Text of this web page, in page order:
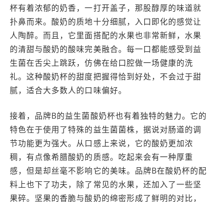
杯有着浓郁的奶香，一打开盖子，那股醇厚的味道就
扑鼻而来。酸奶的质地十分细腻，入口即化的感觉让
人陶醉。而且，它里面搭配的水果也非常新鲜，水果
的清甜与酸奶的酸味完美融合。每一口都能感受到益
生菌在舌尖上跳跃，仿佛在给口腔做一场健康的洗
礼。这种酸奶杯的甜度把握得恰到好处，不会过于甜
腻，适合大多数人的口味偏好。
接着，品牌B的益生菌酸奶杯也有着独特的魅力。它的
特色在于使用了特殊的益生菌菌株，据说对肠道的调
节功能更为强大。从口感上来说，它的酸奶更加浓
稠，有点像希腊酸奶的质感。吃起来会有一种厚重
感，但是却丝毫不影响它的美味。品牌B在酸奶杯的配
料上也下了功夫，除了常见的水果，还加入了一些坚
果碎。坚果的香脆与酸奶的绵密形成了鲜明的对比，